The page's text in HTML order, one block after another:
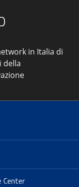
in Italia di
della
Center